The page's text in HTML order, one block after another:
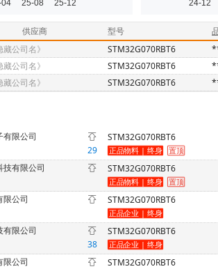
供应商 型号
公司名》
STM32G070RBT6
公司名》
STM32G070RBT6
公司名》
STM32G070RBT6
有限公司
29
STM32G070RBT6
有限公司 STM32G070RBT6
限公司 STM32G070RBT6
有限公司
38
STM32G070RBT6
限公司
STM32G070RBT6